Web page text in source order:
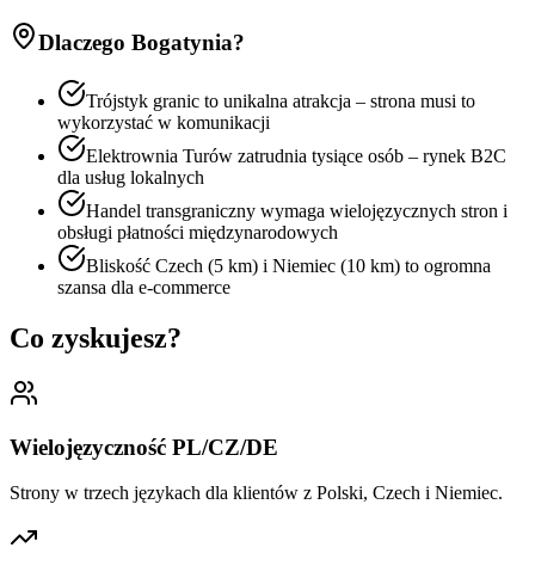
Dlaczego Bogatynia?
Trójstyk granic to unikalna atrakcja – strona musi to
wykorzystać w komunikacji
Elektrownia Turów zatrudnia tysiące osób – rynek B2C
dla usług lokalnych
Handel transgraniczny wymaga wielojęzycznych stron i
obsługi płatności międzynarodowych
Bliskość Czech (5 km) i Niemiec (10 km) to ogromna
szansa dla e-commerce
Co zyskujesz?
Wielojęzyczność PL/CZ/DE
Strony w trzech językach dla klientów z Polski, Czech i Niemiec.